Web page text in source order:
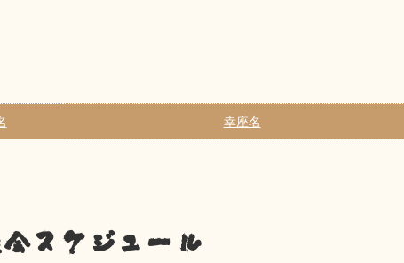
幸座名
スケジュール